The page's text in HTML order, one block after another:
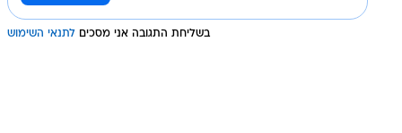
בשליחת התגובה אני מסכים לתנאי השימוש